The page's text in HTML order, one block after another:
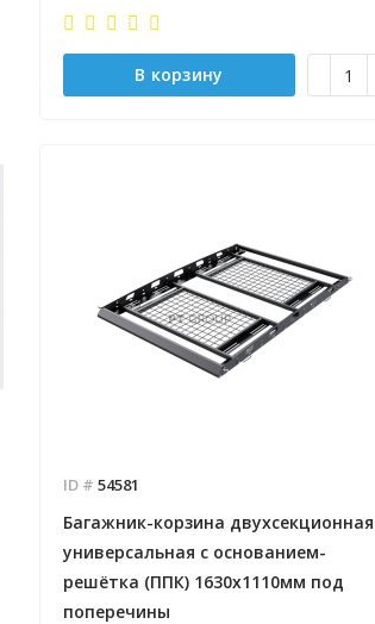
Отправлено - 2026-08-05
Количество заказов 12
В корзину
ID # 54581
Багажник-корзина двухсекционная
универсальная с основанием-
решётка (ППК) 1630х1110мм под
поперечины